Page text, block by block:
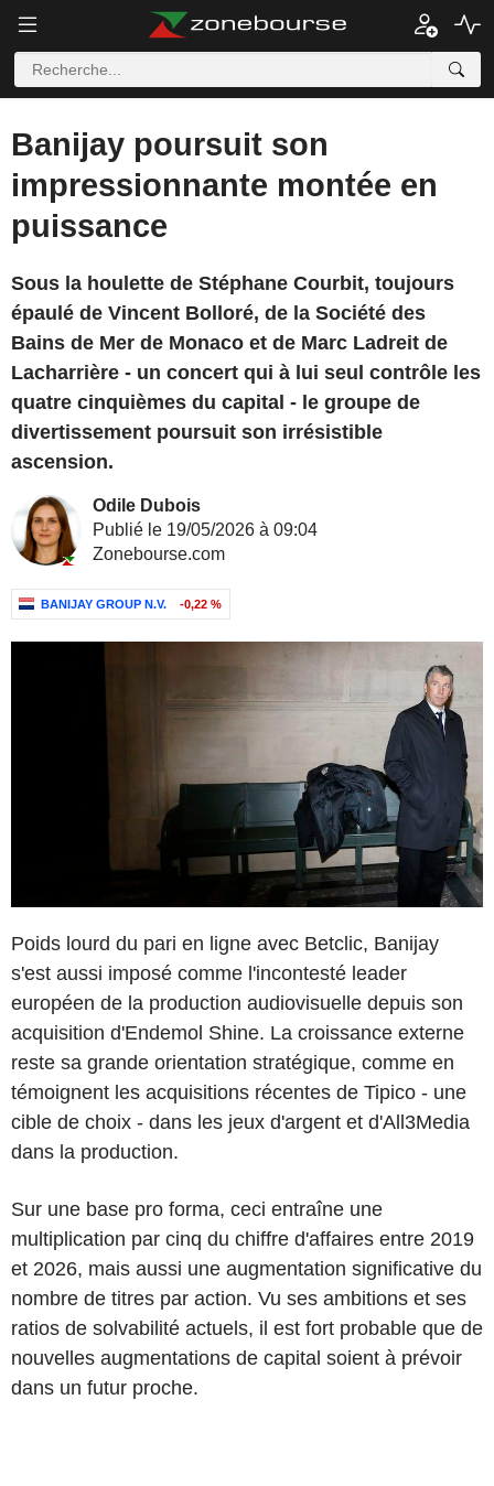
Banijay poursuit son
impressionnante montée en
puissance
Sous la houlette de Stéphane Courbit, toujours
épaulé de Vincent Bolloré, de la Société des
Bains de Mer de Monaco et de Marc Ladreit de
Lacharrière - un concert qui à lui seul contrôle les
quatre cinquièmes du capital - le groupe de
divertissement poursuit son irrésistible
ascension.
Odile Dubois
Publié le 19/05/2026 à 09:04
Zonebourse.com
BANIJAY GROUP N.V. -0,22 %
Poids lourd du pari en ligne avec Betclic, Banijay
s'est aussi imposé comme l'incontesté leader
européen de la production audiovisuelle depuis son
acquisition d'Endemol Shine. La croissance externe
reste sa grande orientation stratégique, comme en
témoignent les acquisitions récentes de Tipico - une
cible de choix - dans les jeux d'argent et d'All3Media
dans la production.
Sur une base pro forma, ceci entraîne une
multiplication par cinq du chiffre d'affaires entre 2019
et 2026, mais aussi une augmentation significative du
nombre de titres par action. Vu ses ambitions et ses
ratios de solvabilité actuels, il est fort probable que de
nouvelles augmentations de capital soient à prévoir
dans un futur proche.